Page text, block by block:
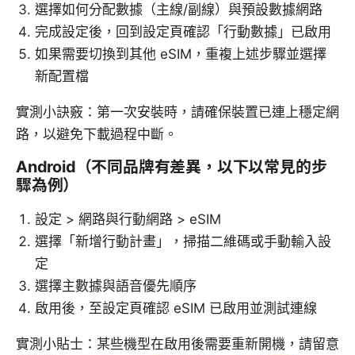
選擇如何分配數據（主線/副線）與預設數據網路
完成設定後，回到設定頁確認「行動數據」已啟用
如果需要切換到其他 eSIM，重複上述步驟並選擇
新配置檔
實測小訣竅：第一次安裝時，請確保裝置已連上穩定網
路，以避免下載過程中斷。
Android（不同品牌有差異，以下以常見的步
驟為例）
設定 > 網路與行動網路 > eSIM
選擇「新增行動計畫」，掃描二維碼或手動輸入設
定
選擇主數據與語音優先順序
啟用後，至設定頁確認 eSIM 已啟用並測試連線
實測小貼士：某些機型在啟用後需要重新開機，請留意